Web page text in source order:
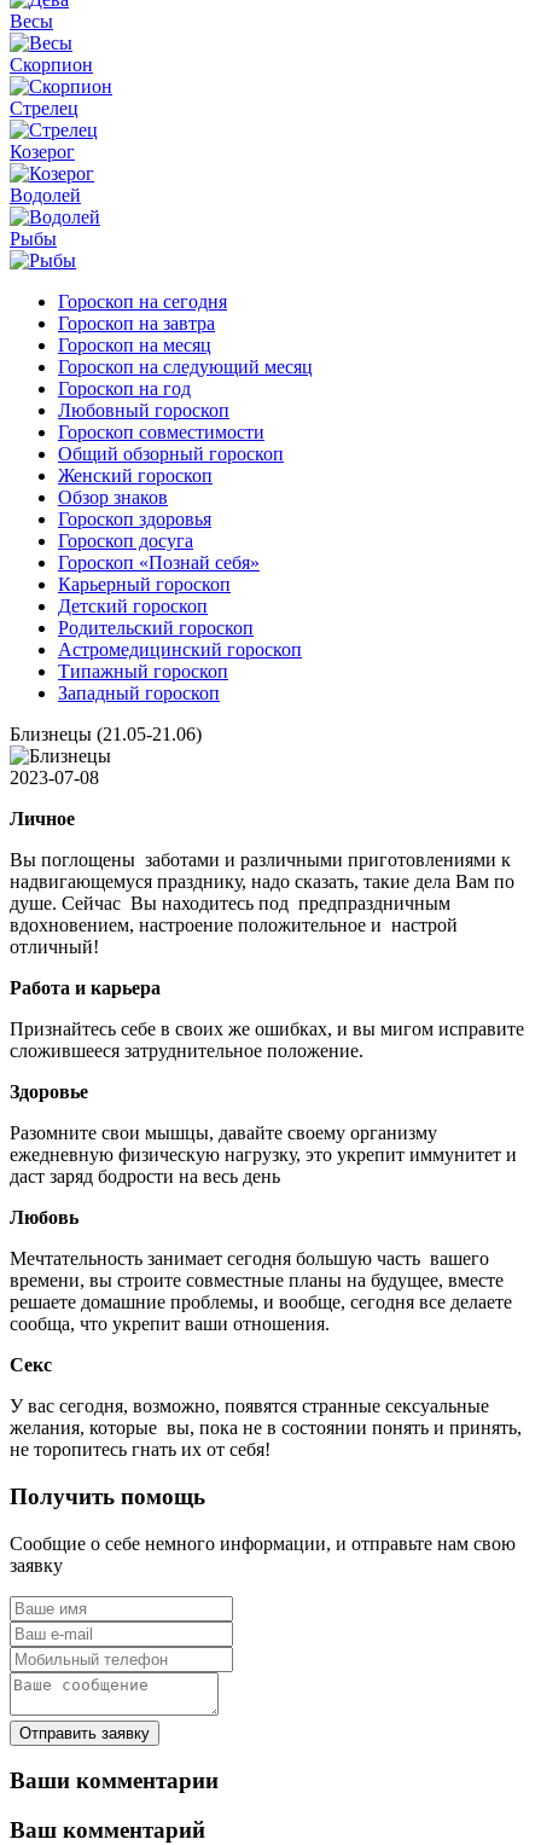
Весы
Скорпион
Стрелец
Козерог
Водолей
Рыбы
Гороскоп на сегодня
Гороскоп на завтра
Гороскоп на месяц
Гороскоп на следующий месяц
Гороскоп на год
Любовный гороскоп
Гороскоп совместимости
Общий обзорный гороскоп
Женский гороскоп
Обзор знаков
Гороскоп здоровья
Гороскоп досуга
Гороскоп «Познай себя»
Карьерный гороскоп
Детский гороскоп
Родительский гороскоп
Астромедицинский гороскоп
Типажный гороскоп
Западный гороскоп
Близнецы (21.05-21.06)
2023-07-08
Личное
Вы поглощены заботами и различными приготовлениями к
надвигающемуся празднику, надо сказать, такие дела Вам по
душе. Сейчас Вы находитесь под предпраздничным
вдохновением, настроение положительное и настрой
отличный!
Работа и карьера
Признайтесь себе в своих же ошибках, и вы мигом исправите
сложившееся затруднительное положение.
Здоровье
Разомните свои мышцы, давайте своему организму
ежедневную физическую нагрузку, это укрепит иммунитет и
даст заряд бодрости на весь день
Любовь
Мечтательность занимает сегодня большую часть вашего
времени, вы строите совместные планы на будущее, вместе
решаете домашние проблемы, и вообще, сегодня все делаете
сообща, что укрепит ваши отношения.
Секс
У вас сегодня, возможно, появятся странные сексуальные
желания, которые вы, пока не в состоянии понять и принять,
не торопитесь гнать их от себя!
Получить помощь
Сообщие о себе немного информации, и отправьте нам свою
заявку
Отправить заявку
Ваши комментарии
Ваш комментарий